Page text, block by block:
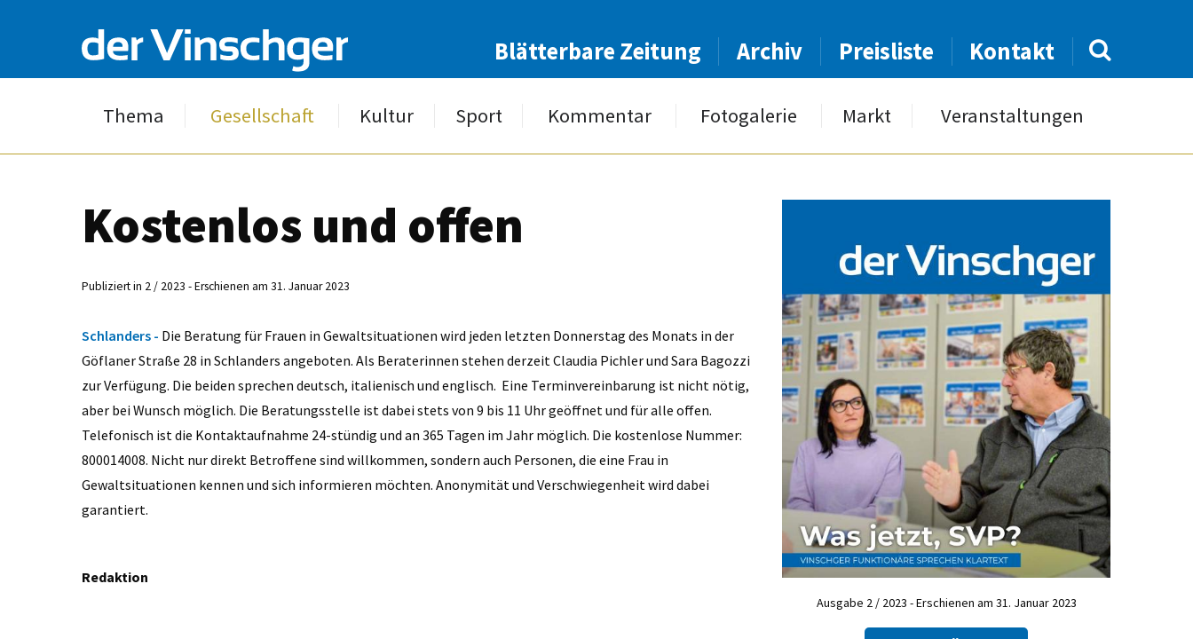
Blätterbare Zeitung Archiv Preisliste Kontakt
Thema Gesellschaft Kultur Sport Kommentar Fotogalerie Markt Veranstaltungen
Kostenlos und offen
Publiziert in 2 / 2023 - Erschienen am 31. Januar 2023
Schlanders - Die Beratung für Frauen in Gewaltsituationen wird jeden letzten Donnerstag des Monats in der
Göflaner Straße 28 in Schlanders angeboten. Als Beraterinnen stehen derzeit Claudia Pichler und Sara Bagozzi
zur Verfügung. Die beiden sprechen deutsch, italienisch und englisch. Eine Terminvereinbarung ist nicht nötig,
aber bei Wunsch möglich. Die Beratungsstelle ist dabei stets von 9 bis 11 Uhr geöffnet und für alle offen.
Telefonisch ist die Kontaktaufnahme 24-stündig und an 365 Tagen im Jahr möglich. Die kostenlose Nummer:
800014008. Nicht nur direkt Betroffene sind willkommen, sondern auch Personen, die eine Frau in
Gewaltsituationen kennen und sich informieren möchten. Anonymität und Verschwiegenheit wird dabei
garantiert.
Redaktion
Ausgabe 2 / 2023 - Erschienen am 31. Januar 2023